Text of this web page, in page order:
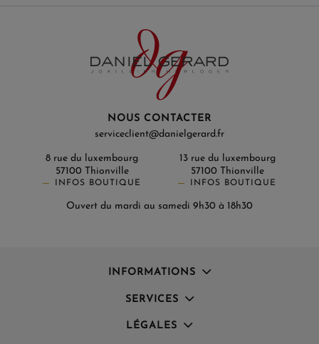
NOUS CONTACTER
serviceclient@danielgerard.fr
8 rue du luxembourg
57100 Thionville
INFOS BOUTIQUE
13 rue du luxembourg
57100 Thionville
INFOS BOUTIQUE
Ouvert du mardi au samedi 9h30 à 18h30
INFORMATIONS
SERVICES
LÉGALES